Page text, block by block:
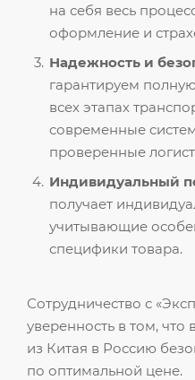
на себя весь
оформление и
Надежность и
гарантируем
всех этапах
современные
проверенные
Индивидуальный
получает
учитывающие
специфики товара.
Сотрудничество с
уверенность в том, что
из Китая в Россию
по оптимальной цене.